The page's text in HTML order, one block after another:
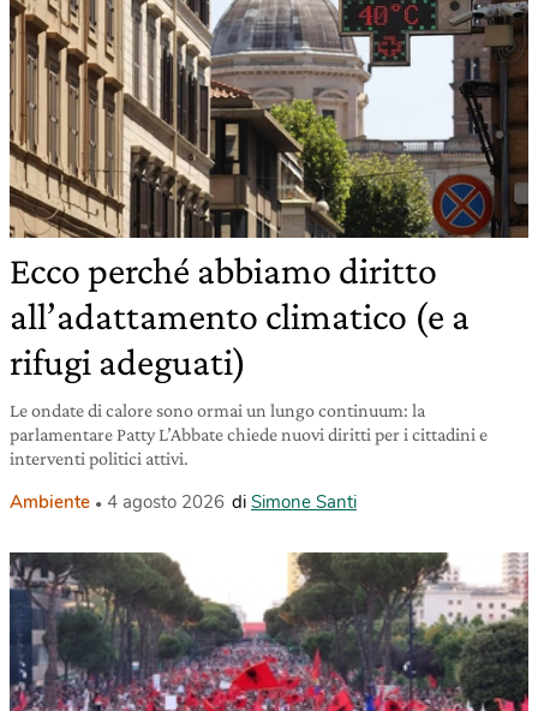
Ecco perché abbiamo diritto
all’adattamento climatico (e a
rifugi adeguati)
Le ondate di calore sono ormai un lungo continuum: la
parlamentare Patty L’Abbate chiede nuovi diritti per i cittadini e
interventi politici attivi.
Ambiente 4 agosto 2026 di Simone Santi